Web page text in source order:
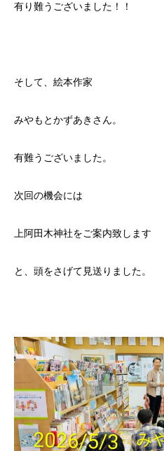
有り難うございました！！
そして、絵本作家
みやもとかずあきさん。
有難うございました。
次回の機会には
上阿田木神社をご案内致します
と、頭をさげて見送りました。